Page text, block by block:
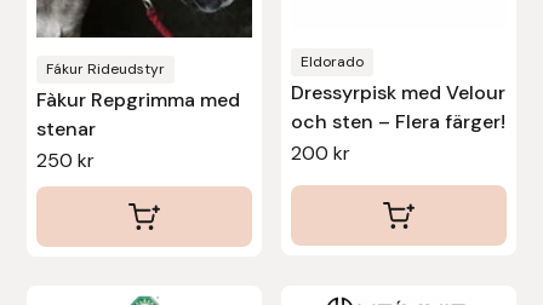
Fákur Rideudstyr
Fàkur Repgrimma med
stenar
250kr
på
produktsidan
Eldorado
Dressyrpisk med Velour
och sten – Flera färger!
200 kr
produktsidan
Stina Helmersson Bokförlag
Suedwind
Tear-Aid